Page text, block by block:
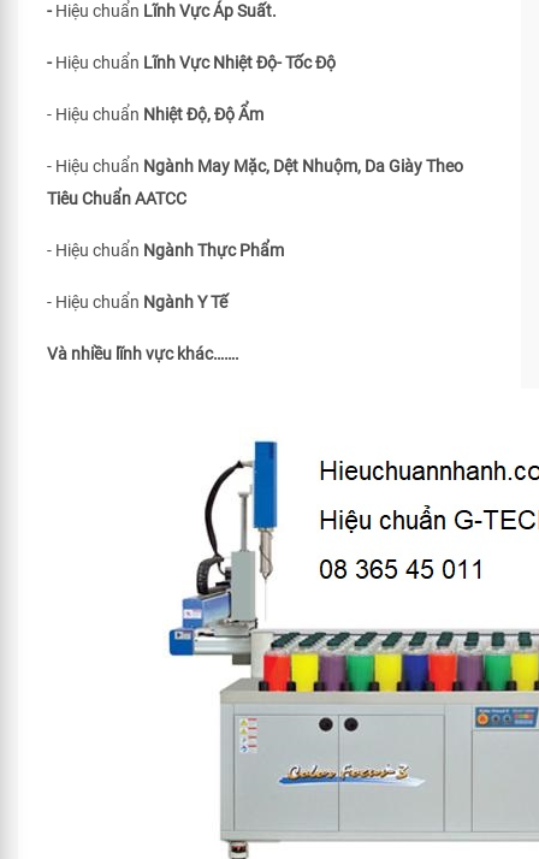
-Hiệu chuẩn Lĩnh Vực Áp Suất.
-Hiệu chuẩn Lĩnh Vực Nhiệt Độ- Tốc Độ
- Hiệu chuẩn Nhiệt Độ, Độ Ẩm
- Hiệu chuẩn Ngành May Mặc, Dệt Nhuộm, Da Giày Theo
Tiêu ChuẩnAATCC
- Hiệu chuẩn Ngành Thực Phẩm
- Hiệu chuẩn Ngành Y Tế
Và nhiều lĩnh vực khác…….